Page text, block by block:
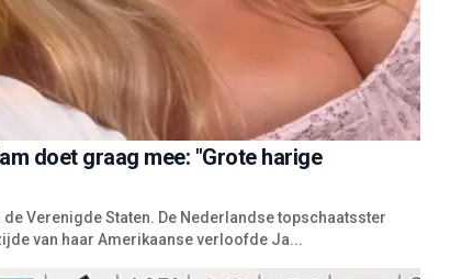
doet graag mee: "Grote harige
Verenigde Staten. De Nederlandse topschaatsster
van haar Amerikaanse verloofde Ja...